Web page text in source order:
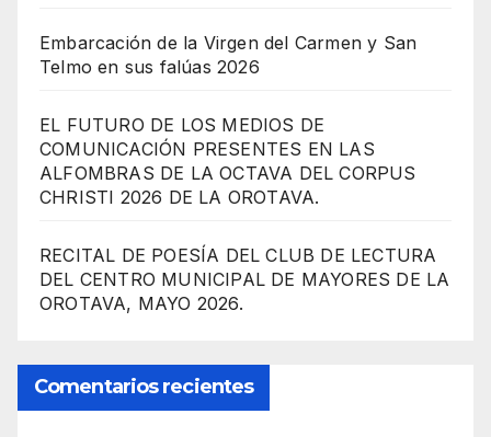
Embarcación de la Virgen del Carmen y San
Telmo en sus falúas 2026
EL FUTURO DE LOS MEDIOS DE
COMUNICACIÓN PRESENTES EN LAS
ALFOMBRAS DE LA OCTAVA DEL CORPUS
CHRISTI 2026 DE LA OROTAVA.
RECITAL DE POESÍA DEL CLUB DE LECTURA
DEL CENTRO MUNICIPAL DE MAYORES DE LA
OROTAVA, MAYO 2026.
Comentarios recientes